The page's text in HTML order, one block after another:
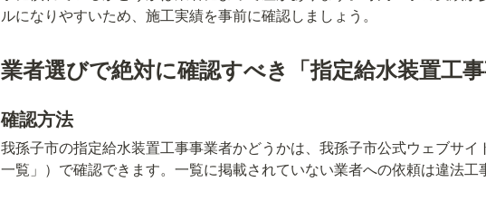
ルになりやすいため、施工実績を事前に確認しましょう。
業者選びで絶対に確認すべき「指定給水装置工事
確認方法
我孫子市の指定給水装置工事事業者かどうかは、我孫子市公式ウェブサ
一覧」）で確認できます。一覧に掲載されていない業者への依頼は違法工